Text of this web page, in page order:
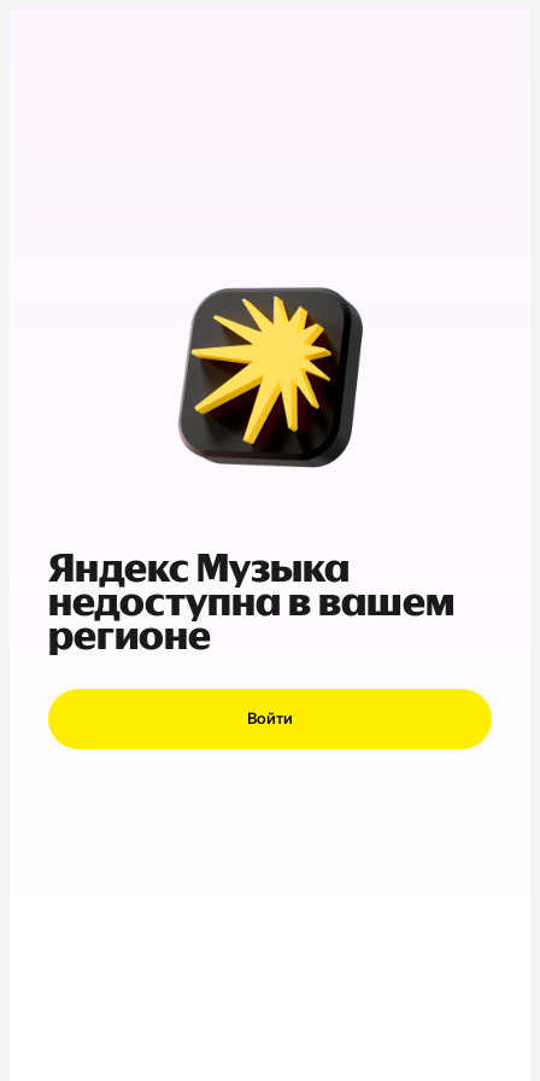
Яндекс Музыка
недоступна в вашем
регионе
Войти